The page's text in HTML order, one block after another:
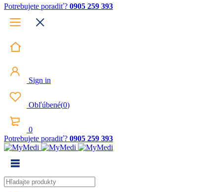
Potrebujete poradiť? 0905 259 393
Sign in
Obľúbené(0)
0
Potrebujete poradiť? 0905 259 393